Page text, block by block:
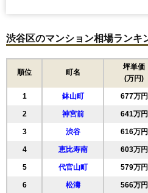
マンション
無料一括査
プラウド渋谷本町
住所 東京都渋谷区本町3丁目
交通
西新宿五丁目駅（6分
相場 10,350万円～
渋谷区のマンション相場ランキ
順位 町名
坪単価
(万円)
1 鉢山町 677万円
2 神宮前 641万円
3 渋谷 616万円
4 恵比寿南 603万円
5 代官山町 579万円
6 松濤 566万円